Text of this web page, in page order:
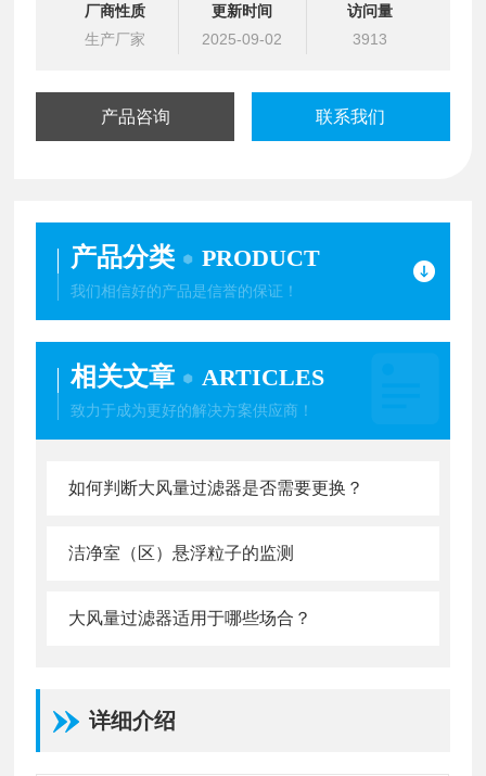
厂商性质
生产厂家
更新时间
2025-09-02
访问量
3913
产品咨询 联系我们
产品分类 PRODUCT
我们相信好的产品是信誉的保证！
相关文章 ARTICLES
致力于成为更好的解决方案供应商！
如何判断大风量过滤器是否需要更换？
洁净室（区）悬浮粒子的监测
大风量过滤器适用于哪些场合？
详细介绍